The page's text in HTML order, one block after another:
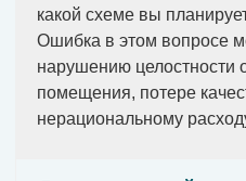
какой схеме вы
Ошибка в этом вопросе
нарушению целостности
помещения, потере
нерациональному